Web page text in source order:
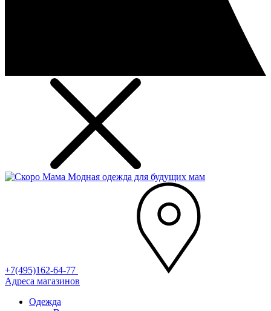
Модная одежда для будущих мам
+7(495)162-64-77
Адреса магазинов
Одежда